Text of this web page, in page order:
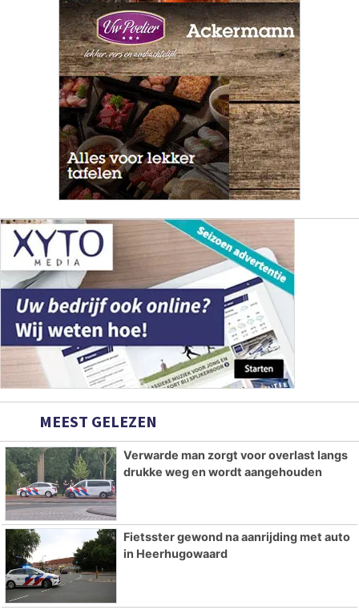
MEEST GELEZEN
Verwarde man zorgt voor overlast langs
drukke weg en wordt aangehouden
Fietsster gewond na aanrijding met auto
in Heerhugowaard